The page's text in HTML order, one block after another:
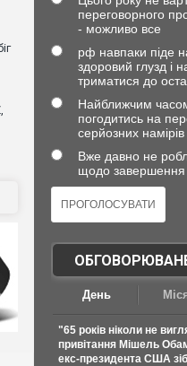
переговорного
- можливо все
рф навпаки піде
здоровий глузд і
триматися до
Найближчим
погодитись на
серйозних
Вже давно не
щодо завершення
День
"65 років ніколи не
привітання Мішель
екс-президента США